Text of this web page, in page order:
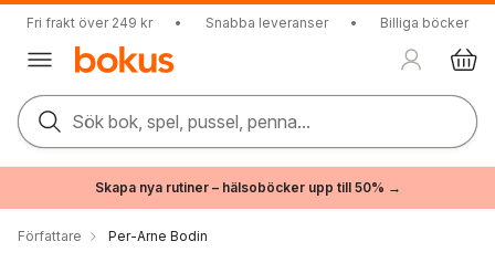
Fri frakt över 249 kr • Snabba leveranser • Billiga böcker
Sök bok, spel, pussel, penna...
Skapa nya rutiner – hälsoböcker upp till 50% →
Författare Per-Arne Bodin